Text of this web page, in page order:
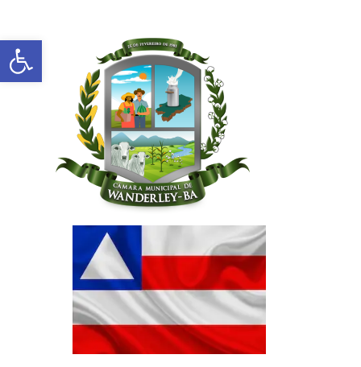
Abrir a barra de ferramentas